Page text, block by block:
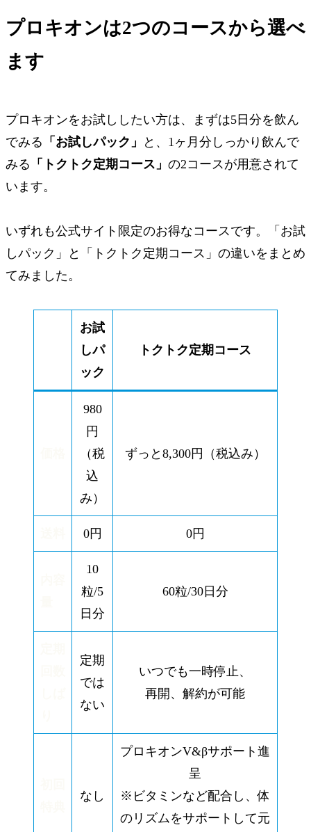
プロキオンは2つのコースから選べ
ます
プロキオンをお試ししたい方は、まずは5日分を飲ん
でみる 「お試しパック」
と、1ヶ月分しっかり飲んで
みる 「トクトク定期コース」 の2コースが用意されて
います。
いずれも公式サイト限定のお得なコースです。「お試
しパック」と「トクトク定期コース」の違いをまとめ
てみました。
お試
しパ
ック
トクトク定期コース
980
円
（税
込
み）
ずっと 8,300円 （税込み）
0円 0円
10
粒/5
日分
60粒/30日分
定期
では
ない
いつでも一時停止、
再開、解約が可能
なし
プロキオンV&βサポート進
呈
※ビタミンなど配合し、体
のリズムをサポートして元